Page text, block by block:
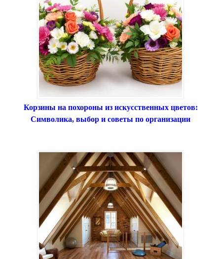
Корзины на похороны из искусственных цветов:
Символика, выбор и советы по организации